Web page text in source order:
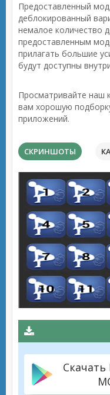
Предоставленный
деблокированный
немалое количество
предоставленным
прилагать большие
будут доступны
Просматривайте наш
вам хорошую
приложений.
СКРИНШОТЫ